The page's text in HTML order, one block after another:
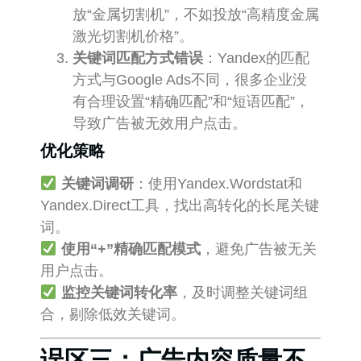
放“金属切割机”，不如投放“高精度金属
激光切割机价格”。
关键词匹配方式错误 ：Yandex的匹配
方式与Google Ads不同，很多企业没
有合理设置“精确匹配”和“短语匹配”，
导致广告被无效用户点击。
优化策略
关键词调研：使用Yandex.Wordstat和
Yandex.Direct工具，找出高转化的长尾关键
词。
使用“+”精确匹配模式，避免广告被无关
用户点击。
监控关键词转化率，及时调整关键词组
合，剔除低效关键词。